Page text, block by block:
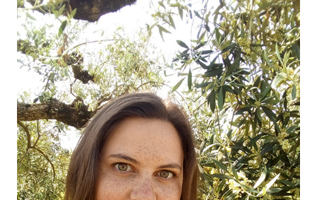
04 O NOSSO AZEITE
05 VISITE-NOS
06 CONTACTO